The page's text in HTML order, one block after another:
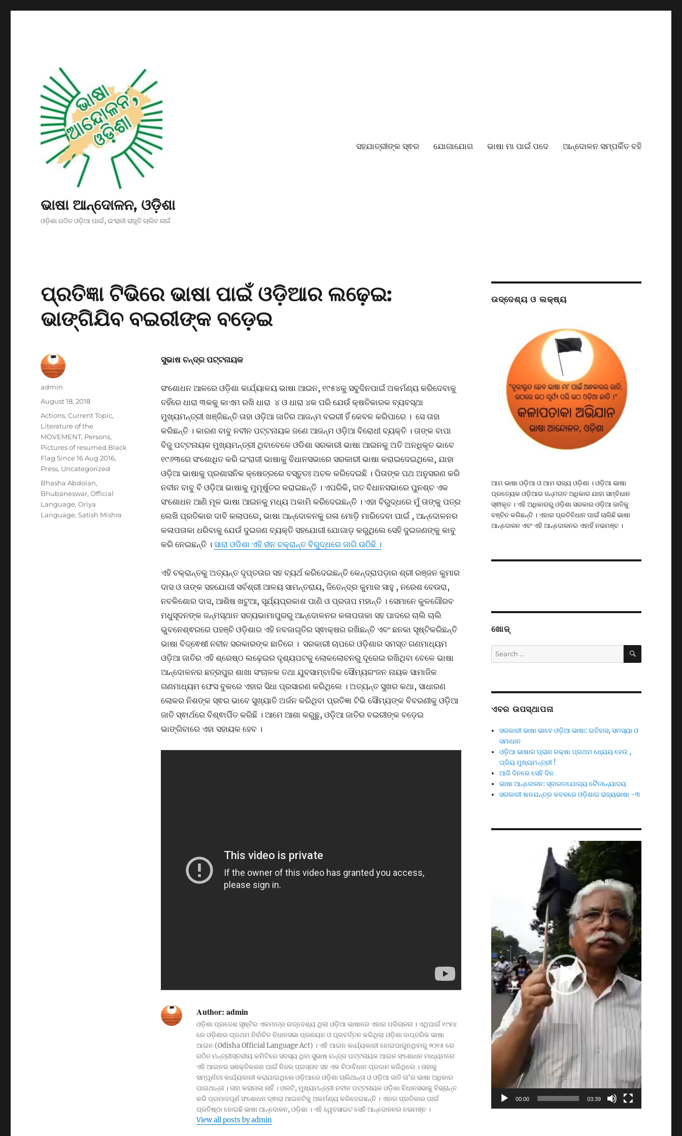
ଭାଷା ଆନ୍ଦୋଳନ, ଓଡ଼ିଶା
ଓଡ଼ିଶା ଗଠିତ ଓଡ଼ିଆ ପାଇଁ, ଇଂରାଜୀ ରାଜୁତି ଚାଲିବ ନାଇଁ
ସହଯାତ୍ରୀଙ୍କ ସ୍ଵର ଯୋଗାଯୋଗ ଭାଷା ମା ପାଇଁ ପଦେ ଆନ୍ଦୋଳନ ସମ୍ପର୍କିତ ବହି
ପ୍ରତିଜ୍ଞା ଟିଭିରେ ଭାଷା ପାଇଁ ଓଡ଼ିଆର ଲଢ଼େଇ:
ଭାଙ୍ଗିଯିବ ବଇରୀଙ୍କ ବଡ଼େଇ
ସୁଭାଷ ଚନ୍ଦ୍ର ପଟ୍ଟନାୟକ
ସଂଶୋଧନ ଆଳରେ ଓଡ଼ିଶା କାର୍ଯ୍ୟାଳୟ ଭାଷା ଆଇନ, ୧୯୫୪କୁ ସବୁଦିନପାଇଁ ଅକର୍ମଣ୍ୟ କରିଦେବାକୁ
ତହିଁରେ ଧାରା ୩କକୁ କାଏମ ରଖି ଧାରା ୪ ଓ ଧାରା ୪କ ପରି ଯେଉଁ କ୍ଷତିକାରକ ବ୍ୟବସ୍ଥା
ମୁଖ୍ୟମନ୍ତ୍ରୀ ଖଞ୍ଜିଛନ୍ତି ତାହା ଓଡ଼ିଆ ଜାତିର ଆଜନ୍ମ ବଇରୀ ହିଁ କେବଳ କରିପାରେ । ସେ ତାହା
କରିଛନ୍ତି । କାରଣ ବାବୁ ନବୀନ ପଟ୍ଟନାୟକ ଜଣେ ଆଜନ୍ମ ଓଡ଼ିଆ ବିରୋଧୀ ବ୍ୟକ୍ତି । ତାଙ୍କ ବାପା
ବିଜୁ ପଟ୍ଟନାୟକ ମୁଖ୍ୟମନ୍ତ୍ରୀ ଥିବାବେଳେ ଓଡିଶା ସରକାରୀ ଭାଷା ଆଇନକୁ ଅତି ଅନଧିକୃତ ଭାବେ
୧୯୬୩ରେ ସଂଶୋଧିତ କରି ଇଂରାଜୀ ଭାଷାକୁ ବିଧାନସଭାରେ ସରକାରୀ ଭାଷା କରାଇଦେଇଥିଲେ, ଯାହା
ଓଡ଼ିଆ ଭାଷାକୁ ପ୍ରଶାସନିକ କ୍ଷେତ୍ରରେ ବସ୍ତୁତଃ ଅଚଳ କରିଦେଇଛି । ପିତାଙ୍କ ପଥ ଅନୁସରଣ କରି
ନବୀନ ବାବୁ ବି ଓଡ଼ିଆ ଭାଷାକୁ ମୁମୂର୍ଷୁତର କରାଇଛନ୍ତି । ଏପରିକି, ଗତ ବିଧାନସଭାରେ ପୁନଶ୍ଚ ଏକ
ସଂଶୋଧନ ଆଣି ମୂଳ ଭାଷା ଆଇନକୁ ମଧ୍ୟ ଅକାମି କରିଦେଇଛନ୍ତି । ଏହା ବିରୁଦ୍ଧରେ ମୁଁ ତାଙ୍କୁ ପତ୍ର
ଲେଖି ପ୍ରତିକାର ଦାବି କଲାପରେ, ଭାଷା ଆନ୍ଦୋଳନକୁ ଗଳା ମୋଡ଼ି ମାରିଦେବା ପାଇଁ , ଆନ୍ଦୋଳନର
କଳାପତାକା ଧରିବାକୁ ଯେଉଁ ଦୁଇଜଣ ବ୍ୟକ୍ତି ସହଯୋଗୀ ଯୋଗାଡ଼ କରୁଥିଲେ ସେହି ଦୁଇଜଣଙ୍କୁ କାବୁ
କରି ନେଇଛନ୍ତି । ସାରା ଓଡିଶା ଏହି ହୀନ ଚକ୍ରାନ୍ତ ବିରୁଦ୍ଧରେ ଜାଗି ଉଠିଛି ।
ଏହି ଚକ୍ରାନ୍ତକୁ ଅତ୍ୟନ୍ତ ଦୃପ୍ତତାର ସହ ବ୍ୟର୍ଥ କରିଦେଇଛନ୍ତି କେନ୍ଦ୍ରାପଡ଼ାର ଶ୍ରୀ ରଞ୍ଜନ କୁମାର
ଦାସ ଓ ତାଙ୍କ ସହଯୋଗୀ ସର୍ବଶ୍ରୀ ଆଳୟ ସାମନ୍ତରାୟ, ଜିତେନ୍ଦ୍ର କୁମାର ସାହୁ , ନରେଶ ବେଉରା,
ନବକିଶୋର ଦାସ, ଆଶିଷ ଖଟୁଆ, ସୂର୍ଯ୍ୟପ୍ରକାଶ ପାଣି ଓ ପ୍ରତାପ ମହାନ୍ତି । ସେମାନେ କୁଳଗୌରବ
ମଧୁସୂଦନଙ୍କ ଜନ୍ମସ୍ଥାନ ସତ୍ୟଭାମାପୁରରୁ ଆନ୍ଦୋଳନର କଳାପତାକା ସହ ପାଦରେ ଚାଲି ଚାଲି
ଭୁବନେଶ୍ଵରରେ ପହଞ୍ଚି ଓଡ଼ିଶାର ଏହି ନବଜାଗୃତିର ସ୍ଵାକ୍ଷର ରଖିଛନ୍ତି ଏବଂ ଛନକା ସୃଷ୍ଟିକରିଛନ୍ତି
ଭାଷା ବିଦ୍ଵେଷୀ ନବୀନ ସରକାରଙ୍କ ଛାତିରେ । ସରକାରୀ ଚାପରେ ଓଡ଼ିଶାର ସମସ୍ତ ଗଣମାଧ୍ୟମ
ଓଡ଼ିଆ ଜାତିର ଏହି ଶ୍ରେଷ୍ଠ ଲଢ଼େଇର ଦୃଶ୍ୟପଟକୁ ଲୋକଲୋଚନରୁ ଦୂରେଇ ରଖିଥିବା ବେଳେ ଭାଷା
ଆନ୍ଦୋଳନର ଛତ୍ରପୁର ଶାଖା ସଂଚାଳକ ତଥା ଯୁବସାମ୍ବାଦିକ ସୌମ୍ୟରଂଜନ ନାୟକ ସାମାଜିକ
ଗଣମାଧ୍ୟମ ଫେସ ବୁକରେ ଏହାର ସିଧା ପ୍ରସାରଣ କରିଥିଲେ । ଅତ୍ୟନ୍ତ ସୁଖର କଥା, ସାଧାରଣ
ଲୋକର ନିଶଙ୍କ ସ୍ଵର ଭାବେ ସୁଖ୍ୟାତି ଅର୍ଜନ କରିଥିବା ପ୍ରତିଜ୍ଞା ଟିଭି ସୌମ୍ୟଙ୍କ ବିବରଣୀକୁ ଓଡ଼ିଆ
ଜାତି ସ୍ଵାର୍ଥରେ ବିଶ୍ଵାର୍ପିତ କରିଛି । ଆମେ ଆଶା କରୁଛୁ, ଓଡ଼ିଆ ଜାତିର ବଇରୀଙ୍କ ବଡ଼େଇ
ଭାଙ୍ଗିବାରେ ଏହା ସହାୟକ ହେବ ।
Author: admin
ଓଡ଼ିଶା ପ୍ରଦେଶ ସୃଷ୍ଟିର ଏକମାତ୍ର ଉଦ୍ଦେଶ୍ୟ ଥିଲା ଓଡ଼ିଆ ଭାଷାରେ ଏହାର ପରିଚାଳନା । ଏଥିପାଇଁ ୧୯୫୪
ରେ ଓଡ଼ିଶାର ପ୍ରଥମ ନିର୍ବାଚିତ ବିଧାନସଭା ପ୍ରଣୟନ ଓ ପ୍ରବର୍ତ୍ତନ କରିଥିଲା ଓଡ଼ିଶା ଦାପ୍ତରିକ ଭାଷା
ଆଇନ (Odisha Official Language Act) । ଏହି ଆଇନ କାର୍ଯ୍ୟକାରୀ ହୋଇପାରୁନଥିବାରୁ ୨୦୧୫ ରେ
ଗଠିତ ମନ୍ତ୍ରୀସ୍ତରୀୟ କମିଟିରେ ସଦସ୍ୟ ଥିବା ସୁଭାଷ ଚନ୍ଦ୍ର ପଟ୍ଟନାୟକ ଆଇନ ସଂଶୋଧନ ମାଧ୍ୟମରେ
ଏହି ଆଇନର ସଶକ୍ତିକରଣ ପାଇଁ ନିଜର ପ୍ରସ୍ତାବ ସହ ଏକ ଚିଠାବିଧାନ ପ୍ରଦାନ କରିଥିଲେ । ତାହାକୁ
ସମ୍ପୂର୍ଣତଃ କାର୍ଯ୍ୟକାରୀ କରାଯାଇଥିଲେ ଓଡ଼ିଆରେ ଓଡ଼ିଶା ଚାଲିଥାନ୍ତା ଓ ଓଡ଼ିଆ ଜାତି ତା'ର ଭାଷା ଅଧିକାର
ପାଇଥାନ୍ତା । ତାହା କରାଗଲା ନାହିଁ । ଓଲଟି, ମୁଖ୍ୟମନ୍ତ୍ରୀ ନବୀନ ପଟ୍ଟନାୟକ ଓଡ଼ିଶା ବିଧାନସଭାକୁ ବିଭ୍ରାନ୍ତ
କରି ପ୍ରମାଦପୂର୍ଣ ସଂଶୋଧନ ଦ୍ଵାରା ଆଇନଟିକୁ ଅକର୍ମଣ୍ୟ କରିଦେଇଛନ୍ତି । ଏହାର ପ୍ରତିକାର ପାଇଁ
ପ୍ରତିଷ୍ଠା ହୋଇଛି ଭାଷା ଆନ୍ଦୋଳନ, ଓଡ଼ିଶା । ଏହି ୱେବସାଇଟ ସେହି ଆନ୍ଦୋଳନର ନଭମଞ୍ଚ ।
View all posts by admin
Author
admin
Posted
August 18, 2018
Categories
Actions,Current Topic,
Literature of the
MOVEMENT, Persons,
Pictures of resumed Black
Flag Since 16 Aug 2016,
Press, Uncategorized
Tags
Bhasha Abdolan,
Bhubaneswar,Official
Language,Oriya
Language,Satish Mishra
ଉଦ୍ଦେଶ୍ୟ ଓ ଲକ୍ଷ୍ୟ
ଆମ ଭାଷା ଓଡ଼ିଆ ଓ ଆମ ରାଜ୍ୟ ଓଡ଼ିଶା । ଓଡ଼ିଆ ଭାଷା
ପ୍ରତ୍ୟେକ ଓଡ଼ିଆର ଜନ୍ମଗତ ଅଧିକାର ଯାହା ସମ୍ବିଧାନ
ସ୍ଵୀକୃତ । ଏହି ଅଧିକାରରୁ ଓଡ଼ିଶା ସରକାର ଓଡ଼ିଆ ଜାତିକୁ
ବଞ୍ଚିତ କରିଛନ୍ତି । ଏହାର ପ୍ରତିବିଧାନ ପାଇଁ ଚାଲିଛି ଭାଷା
ଆନ୍ଦୋଳନ ଏବଂ ଏହି ଆନ୍ଦୋଳନର ଏହାହିଁ ନଭମଞ୍ଚ ।
ଖୋଜ୍
Search
for:
SEARCH
ଏବର ଉପସ୍ଥାପନା
ସରକାରୀ ଭାଷା ଭାବେ ଓଡ଼ିଆ ଭାଷା: ଇତିହାସ, ସମସ୍ୟା ଓ
ସମାଧାନ
ଓଡ଼ିଆ ଭାଷାର ପ୍ରାଣ ରକ୍ଷା ପ୍ରଥମ ଧ୍ୟେୟ ହେଉ ,
ପ୍ରିୟ ମୁଖ୍ୟମନ୍ତ୍ରୀ !
ଆଜି ଦିନରେ ସେହି ଦିନ
ଭାଷା ଆନ୍ଦୋଳନ: ସ୍ବାଗତଯୋଗ୍ୟ ଚୈତନ୍ୟୋଦୟ
ସରକାରୀ ଷଡଯନ୍ତ୍ର କବଳରେ ଓଡ଼ିଶାର ରାଜ୍ୟଭାଷା -୩
00:00 03:39